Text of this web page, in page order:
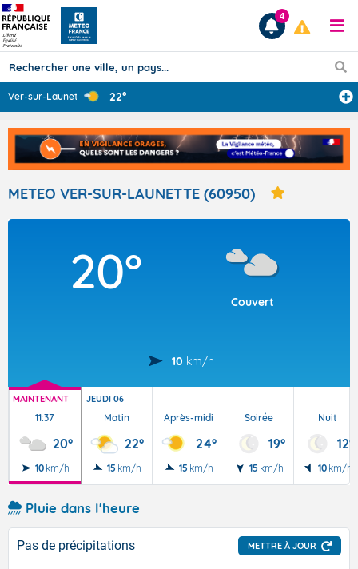
Prévisions
TOUS LES RÉSULTATS
Articles
4
Ver-sur-Launett ... 22°
METEO VER-SUR-LAUNETTE (60950)
20°
Couvert
10 km/h
MAINTENANT
11:37
20°
10 km/h
JEUDI 06
Matin
22°
15 km/h
Après-midi
24°
15 km/h
Soirée
19°
15 km/h
Nuit
12°
10 km/h
Pluie dans l'heure
Pas de précipitations METTRE À JOUR